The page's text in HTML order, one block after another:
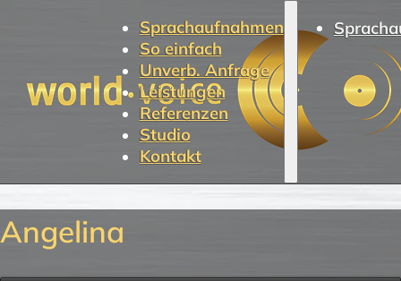
Sprachaufnahmen
So einfach
Unverb. Anfrage
Leistungen
Referenzen
Studio
Kontakt
Angelina